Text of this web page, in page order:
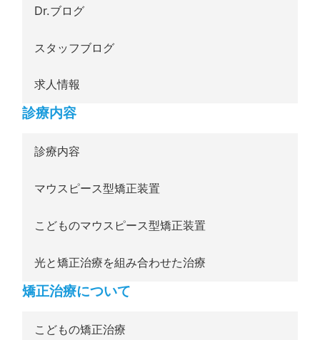
Dr.ブログ
スタッフブログ
求人情報
診療内容
診療内容
マウスピース型矯正装置
こどものマウスピース型矯正装置
光と矯正治療を組み合わせた治療
矯正治療について
こどもの矯正治療